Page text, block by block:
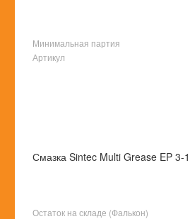
Минимальная партия
Артикул
Смазка Sintec Multi Grease EP 3-
Остаток на складе (Фалькон)